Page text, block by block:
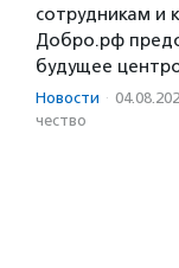
сотрудникам и
Добро.рф
будущее
Новости ·
чест­во